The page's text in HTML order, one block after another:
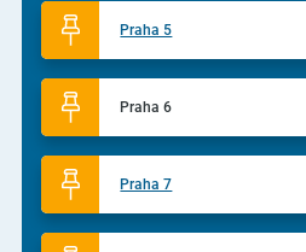
Praha 5
Praha 6
Praha 7